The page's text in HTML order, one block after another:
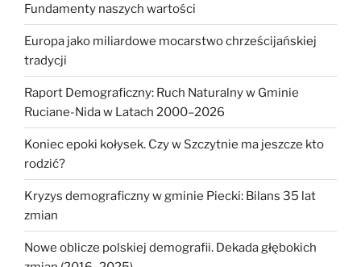
Fundamenty naszych wartości
Europa jako miliardowe mocarstwo chrześcijańskiej
tradycji
Raport Demograficzny: Ruch Naturalny w Gminie
Ruciane-Nida w Latach 2000–2026
Koniec epoki kołysek. Czy w Szczytnie ma jeszcze kto
rodzić?
Kryzys demograficzny w gminie Piecki: Bilans 35 lat
zmian
Nowe oblicze polskiej demografii. Dekada głębokich